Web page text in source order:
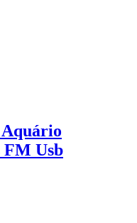
Aquário
FM Usb